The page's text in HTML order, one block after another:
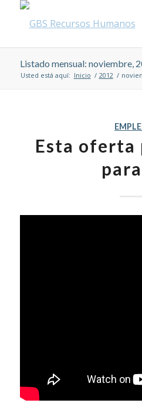
Listado mensual: noviembre,
Usted está aquí: Inicio / 2012 /
Esta oferta